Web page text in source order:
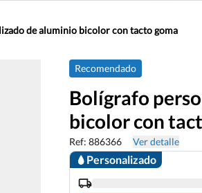
de aluminio bicolor con tacto goma
Recomendado
Bolígrafo
bicolor con
Ref: 886366 Ver detalle
Personalizado